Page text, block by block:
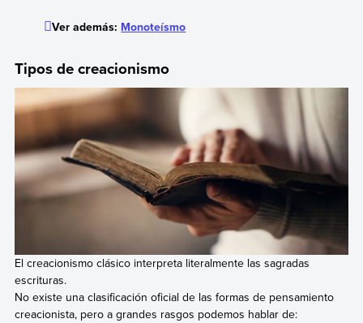
Ver además: Monoteísmo
Tipos de creacionismo
El creacionismo clásico interpreta literalmente las sagradas
escrituras.
No existe una clasificación oficial de las formas de pensamiento
creacionista, pero a grandes rasgos podemos hablar de: